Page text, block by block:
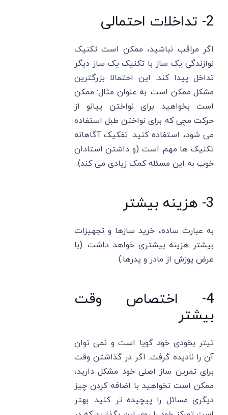
2- تداخلات احتمالی
اگر مراقب نباشید، ممکن است تکنیک
نوازندگی یک ساز با تکنیک یک ساز دیگر
تداخل پیدا کند. این احتمالا بزرگترین
مشکل ممکن است. به عنوان مثال: ممکن
است بخواهید برای نواختن پیانو از
حرکت مچی که برای نواختن طبل استفاده
می شود، استفاده کنید. تفکیک آگاهانه
تکنیک ها مهم است (و داشتن استادان
خوب به این مسئله کمک زیادی می کند).
3- هزینه بیشتر
به عبارت ساده، خرید سازها و تجهیزات
بیشتر هزینه بیشتری خواهد داشت. (با
عرض پوزش از مادر و پدرها.)
4- اختصاص وقت
بیشتر
تیتر بخودی خود گویا است و نمی توان
آن را نادیده گرفت. اگر در گذاشتن وقت
برای تمرین ساز اصلی خود مشکل دارید،
ممکن است نخواهید با اضافه کردن چیز
دیگری مسائل را پیچیده تر کنید. بهتر